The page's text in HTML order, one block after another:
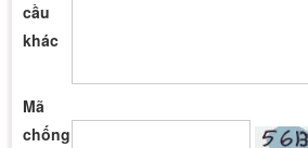
cầu
khác
Mã
chống